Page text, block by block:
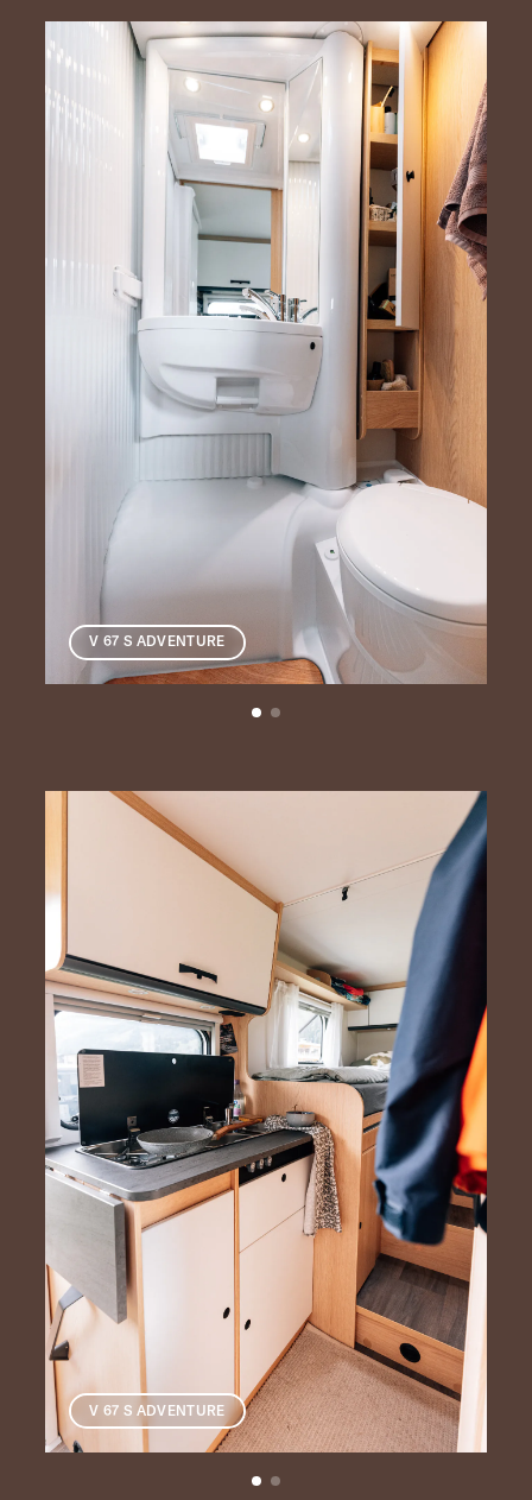
V 67 S ADVENTURE
V 67 S ADVENTURE